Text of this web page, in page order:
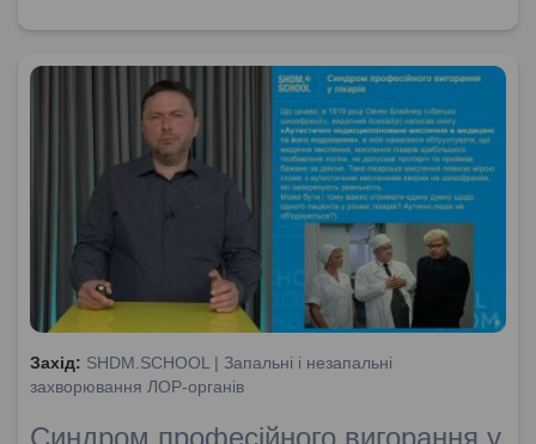
Захід: SHDM.SCHOOL | Запальні і незапальні
захворювання ЛОР-органів